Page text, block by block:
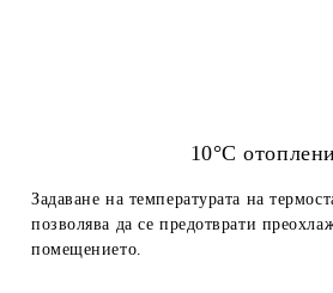
10°C
Задаване на температурата на
позволява да се предотврати
помещението.